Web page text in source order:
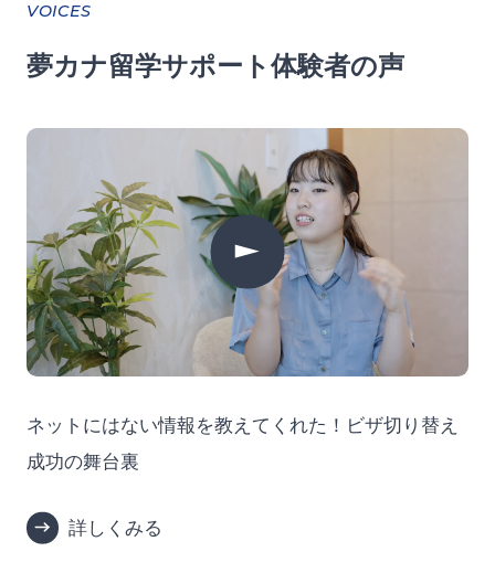
VOICES
夢カナ留学サポート体験者の声
ネットにはない情報を教えてくれた！ビザ切り替え
成功の舞台裏
詳しくみる